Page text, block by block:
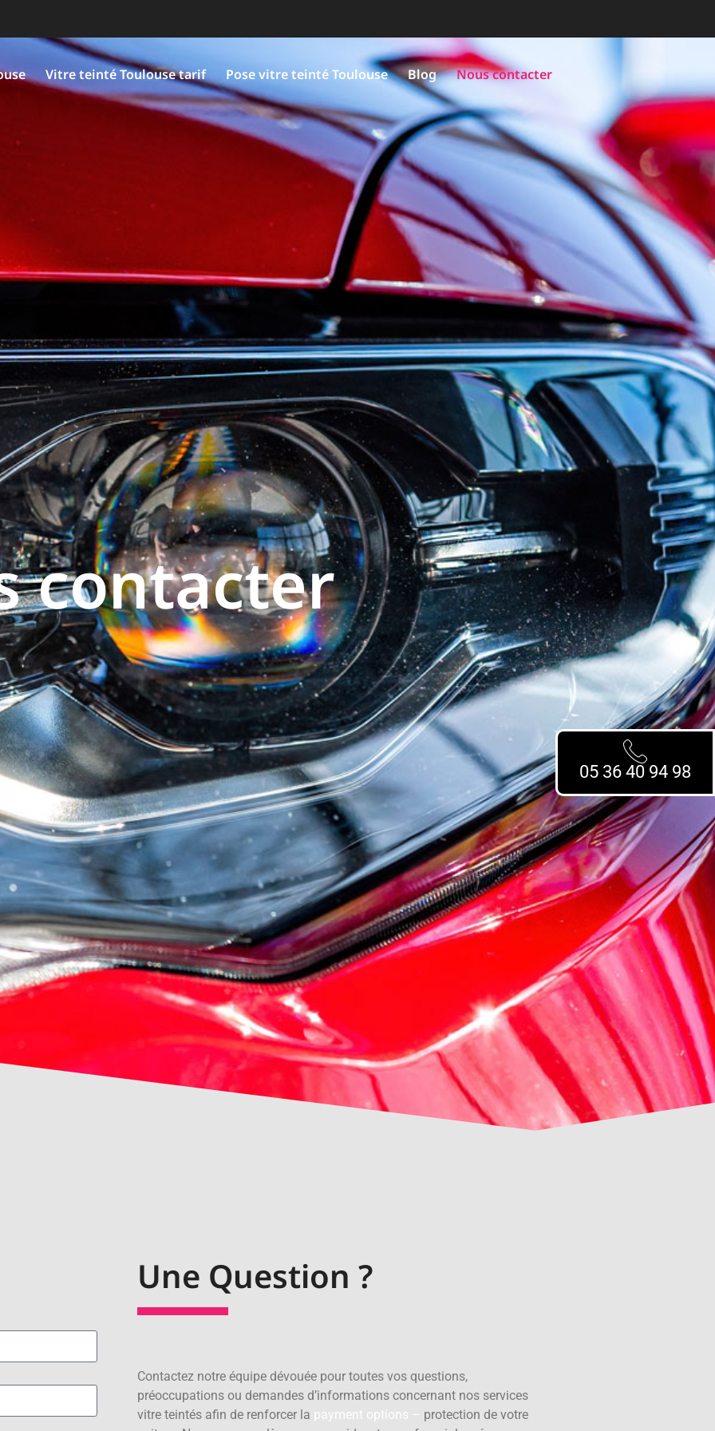
Vitre teinté Toulouse tarif Pose vitre teinté Toulouse Blog Nous contacter
contacter
Une Question ?
Contactez notre équipe dévouée pour toutes vos questions,
préoccupations ou demandes d’informations concernant nos services
vitre teintés afin de renforcer la payment options – protection de votre
05 36 40 94 98